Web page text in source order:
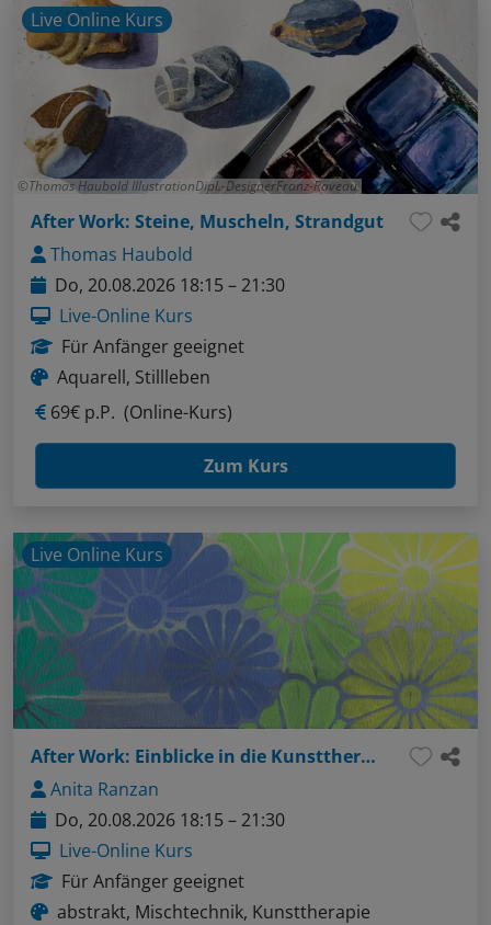
Thomas Haubold IllustrationDipl.-DesignerFranz-Raveau
Live Online Kurs
After Work: Steine, Muscheln, Strandgut
Thomas Haubold
Do, 20.08.2026 18:15 – 21:30
Live-Online Kurs
Für Anfänger geeignet
Aquarell, Stillleben
69€ p.P. (Online-Kurs)
Zum Kurs
Live Online Kurs
After Work: Einblicke in die Kunsttherapie – Was erwartet mich da?
Anita Ranzan
Do, 20.08.2026 18:15 – 21:30
Live-Online Kurs
Für Anfänger geeignet
abstrakt, Mischtechnik, Kunsttherapie